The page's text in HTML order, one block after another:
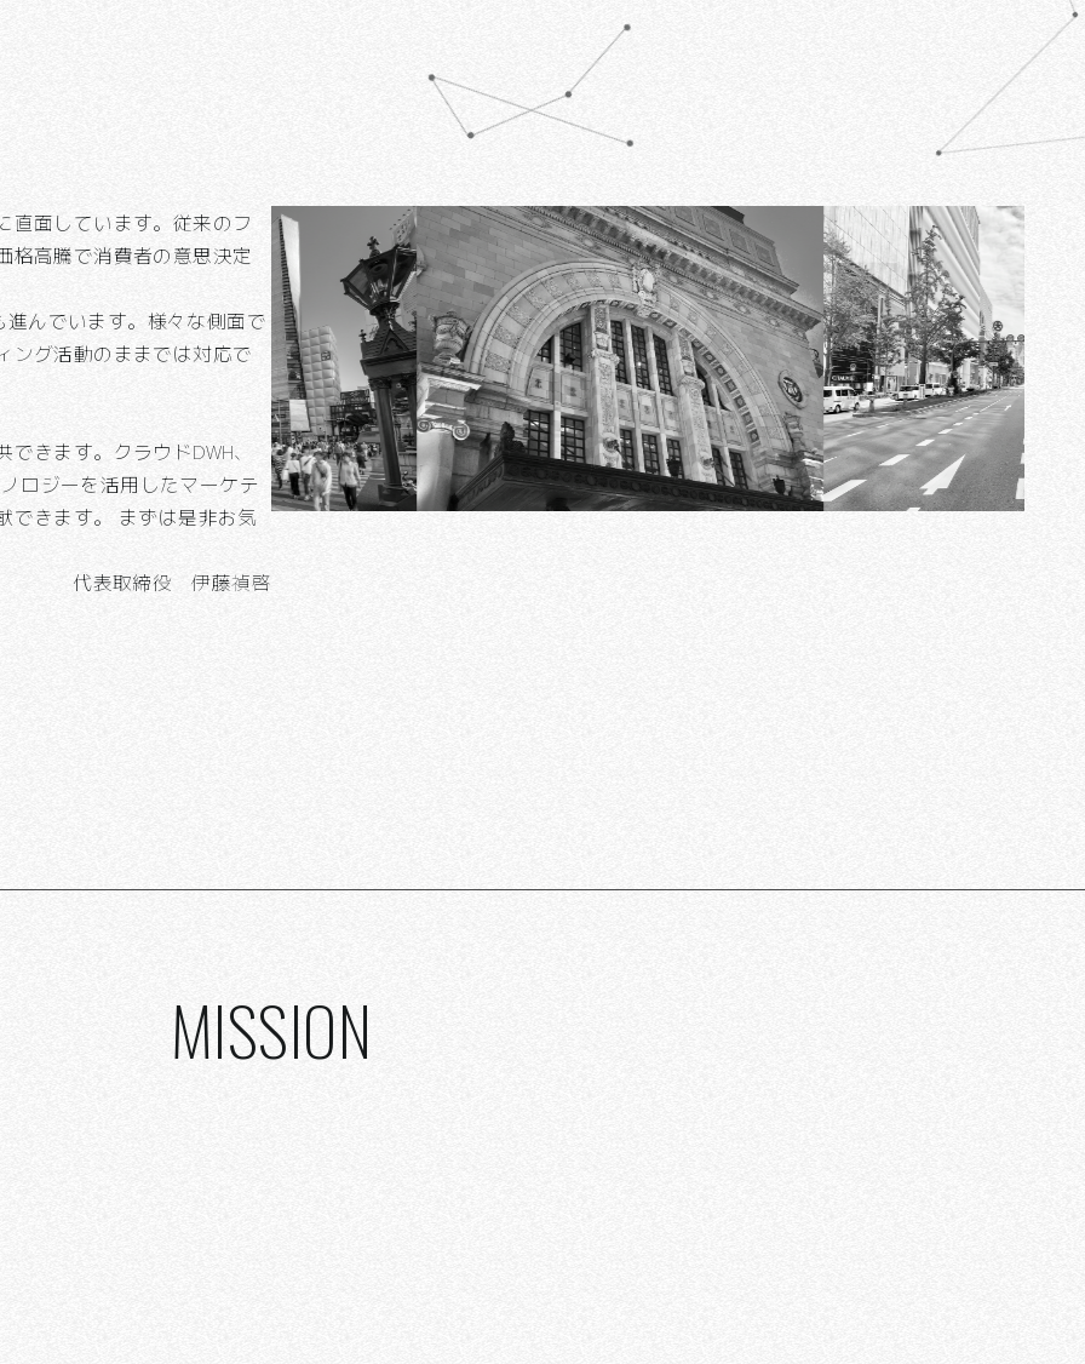
直面しています。従来のフ
格高騰で消費者の意思決定
んでいます。様々な側面で
ング活動のままでは対応で
きます。クラウドDWH、
ロジーを活用したマーケテ
できます。 まずは是非お気
代表取締役 伊藤禎啓
MISSION